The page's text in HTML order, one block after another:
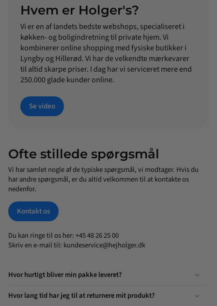
Hvem er Holger's?
Vi er en af landets bedste webshops, specialiseret i
køkken- og boligindretning til private hjem. Vi
kombinerer online shopping med fysiske butikker i
Lyngby og Hillerød. Vi har de velkendte mærkevarer
til altid skarpe priser. I dag har vi serviceret mere end
250.000 glade kunder online.
Se video
Ofte stillede spørgsmål
Vi har samlet nogle af de typiske spørgsmål, vi modtager. Hvis du
har andre spørgsmål, er du altid velkommen til at kontakte os
nedenfor.
Kontakt os
Du kan ringe til os her: +45 48 26 25 00
Skriv en e-mail til: kundeservice@hejholger.dk
Hvor hurtigt bliver min pakke leveret?
Hvor lang tid har jeg til at returnere mit produkt?